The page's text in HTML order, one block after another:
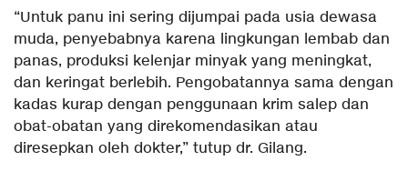
“Untuk panu ini sering dijumpai pada usia dewasa
muda, penyebabnya karena lingkungan lembab dan
panas, produksi kelenjar minyak yang meningkat,
dan keringat berlebih. Pengobatannya sama dengan
kadas kurap dengan penggunaan krim salep dan
obat-obatan yang direkomendasikan atau
diresepkan oleh dokter,” tutup dr. Gilang.